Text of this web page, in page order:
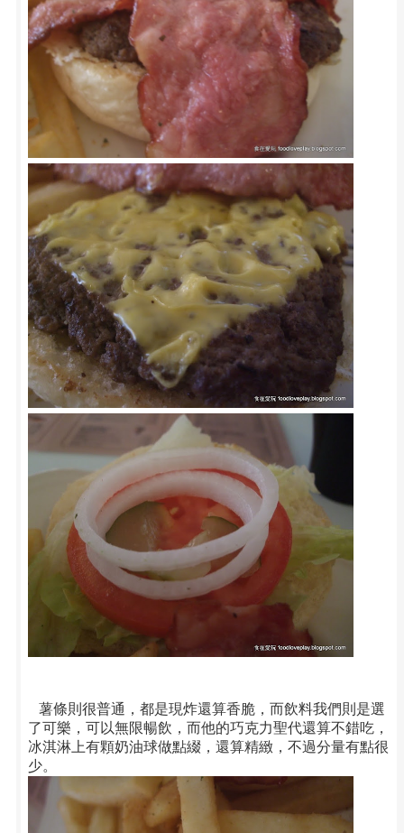
薯條則很普通，都是現炸還算香脆，而飲料我們則是選
了可樂，可以無限暢飲，而他的巧克力聖代還算不錯吃，
冰淇淋上有顆奶油球做點綴，還算精緻，不過分量有點很
少。